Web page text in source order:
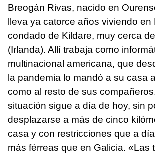
Breogán Rivas, nacido en
lleva ya catorce años viviendo en
condado de Kildare, muy cerca
(Irlanda). Allí trabaja como
multinacional americana, que
la pandemia lo mandó a su casa
como al resto de sus
situación sigue a día de hoy, sin
desplazarse a más de cinco
casa y con restricciones que a
más férreas que en Galicia. «Las